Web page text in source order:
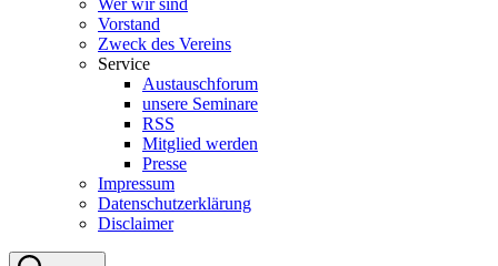
Wer wir sind
Vorstand
Zweck des Vereins
Service
Austauschforum
unsere Seminare
RSS
Mitglied werden
Presse
Impressum
Datenschutzerklärung
Disclaimer